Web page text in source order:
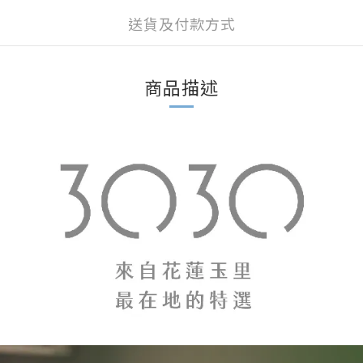
送貨及付款方式
商品描述